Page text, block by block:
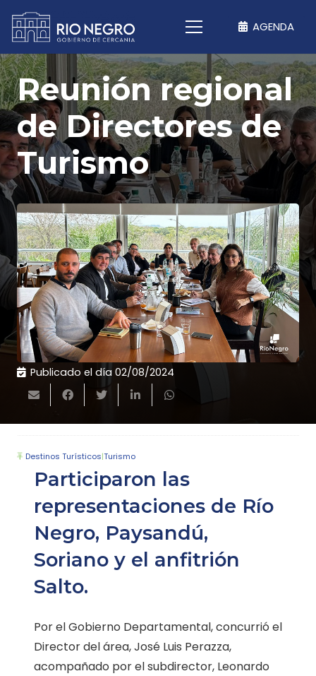
AGENDA
Reunión regional
de Directores de
Turismo
Publicado el día 02/08/2024
Destinos Turísticos|Turismo
Participaron las
representaciones de Río
Negro, Paysandú,
Soriano y el anfitrión
Salto.
Por el Gobierno Departamental, concurrió el
Director del área, José Luis Perazza,
acompañado por el subdirector, Leonardo